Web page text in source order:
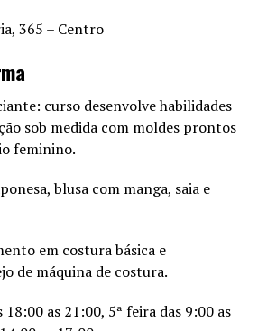
365 – Centro
curso desenvolve habilidades
sob medida com moldes prontos
feminino.
blusa com manga, saia e
em costura básica e
de máquina de costura.
as 21:00, 5ª feira das 9:00 as